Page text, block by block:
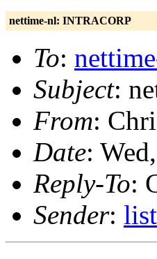
nettime-nl: INTRACORP
To:
Subject:
From:
Date:
Reply-To:
Sender: